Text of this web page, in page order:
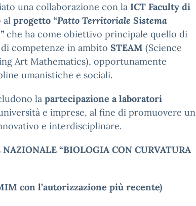
una collaborazione con la ICT Faculty di
al progetto “Patto Territoriale Sistema
che ha come obiettivo principale quello di
competenze in ambito STEAM (Science
Art Mathematics), opportunamente
umanistiche e sociali.
la partecipazione a laboratori
e imprese, al fine di promuovere un
e interdisciplinare.
“BIOLOGIA CON CURVATURA
con l’autorizzazione più recente)